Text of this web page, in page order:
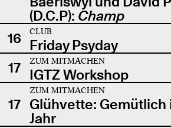
(D.C.P): Champ
16
CLUB
Friday Psyday
17
ZUM MITMACHEN
IGTZ Workshop
17
ZUM MITMACHEN
Glühvette: Gemütlich
Jahr